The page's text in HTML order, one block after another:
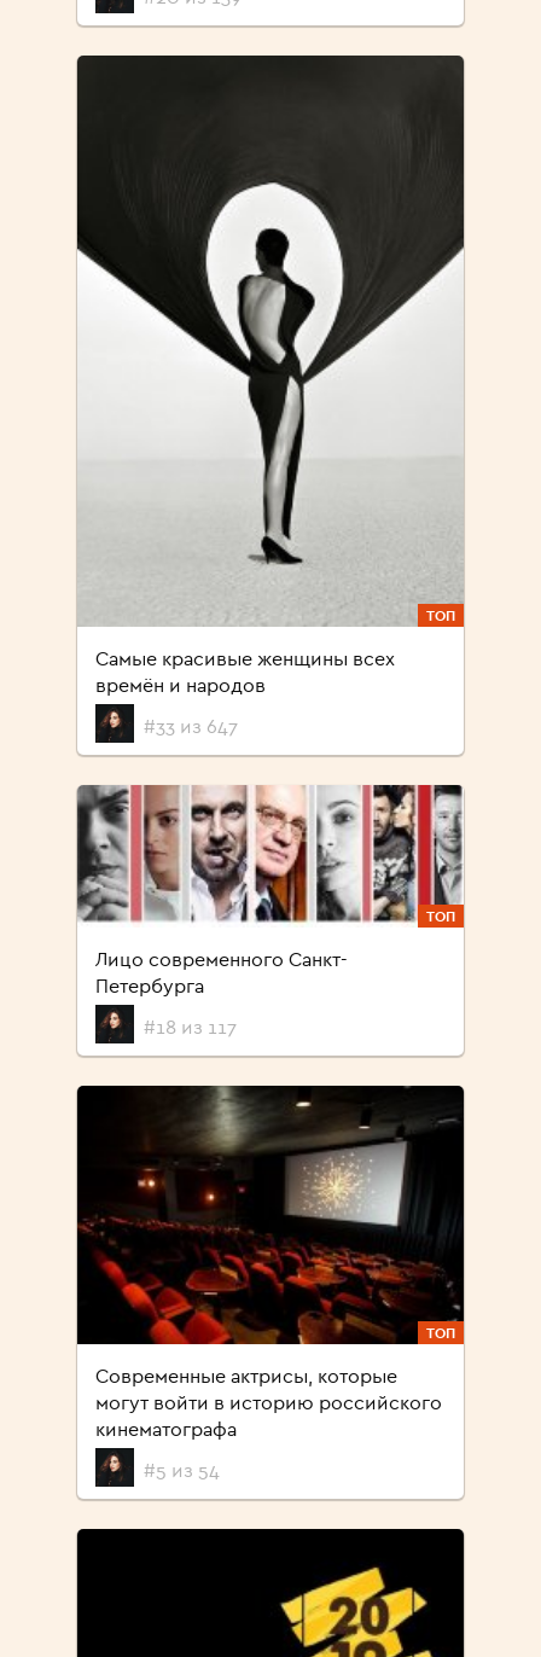
ТОП
Самые красивые женщины всех
времён и народов
#33 из 647
ТОП
Лицо современного Санкт-
Петербурга
#18 из 117
ТОП
Современные актрисы, которые
могут войти в историю российского
кинематографа
#5 из 54